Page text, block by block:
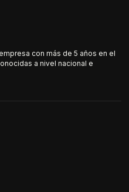
empresa con más de 5 años en el
a nivel nacional e